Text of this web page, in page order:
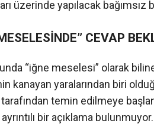
üzerinde yapılacak
CEVAP
“iğne meselesi” olarak
kanayan yaralarından biri
temin edilmeye
ayrıntılı bir açıklama bulunmuyor.